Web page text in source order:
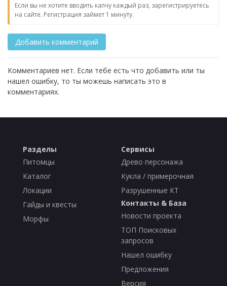
Если вы не хотите вводить капчу каждый раз, зарегистрируетесь
на сайте. Регистрация займет 1 минуту.
Комментариев нет. Если тебе есть что добавить или ты
нашел ошибку, то ты можешь написать это в
комментариях.
Разделы
Питомцы
Каталог
Локации
Гайды и квесты
Морфы
Сервисы
Древо персонажа
Кукла / примерочная
Разрушенные КТ
Контакты & База
Новости проекта
ТОП Поисковых
запросов
Нашел ошибку
Предложения
Версия